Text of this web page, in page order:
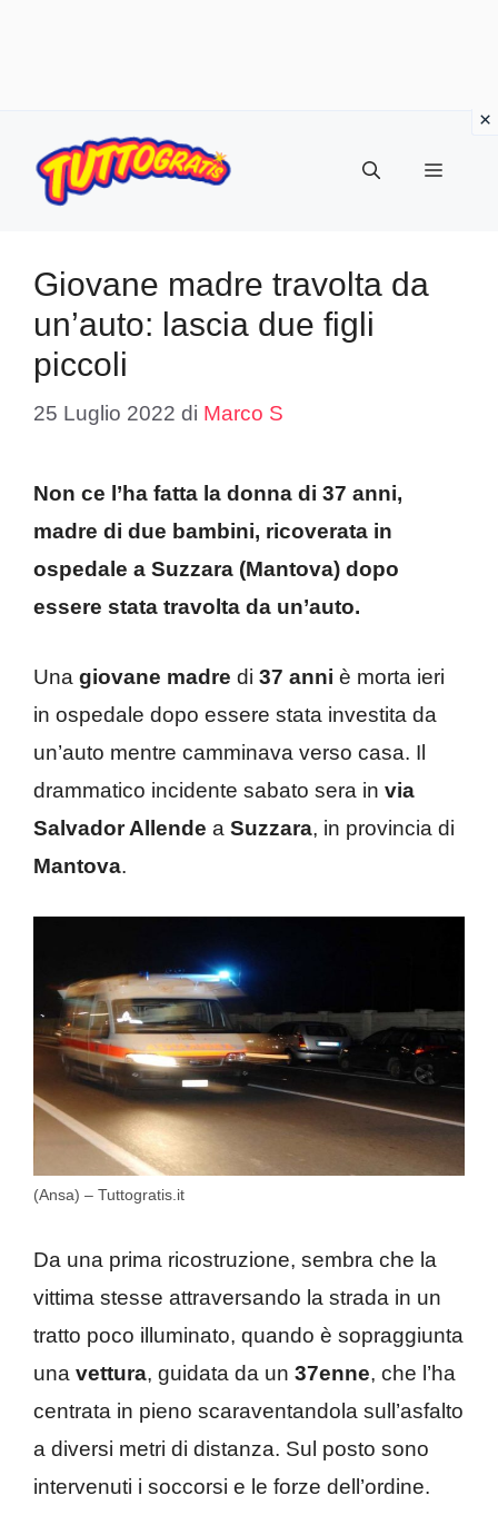
contenuto
Menu
Giovane madre travolta da
un’auto: lascia due figli
piccoli
25 Luglio 2022 di Marco S
Non ce l’ha fatta la donna di 37 anni,
madre di due bambini, ricoverata in
ospedale a Suzzara (Mantova) dopo
essere stata travolta da un’auto.
Una giovane madre di 37 anni è morta ieri
in ospedale dopo essere stata investita da
un’auto mentre camminava verso casa. Il
drammatico incidente sabato sera in via
Salvador Allende a Suzzara, in provincia di
Mantova.
(Ansa) – Tuttogratis.it
Da una prima ricostruzione, sembra che la
vittima stesse attraversando la strada in un
tratto poco illuminato, quando è sopraggiunta
una vettura, guidata da un 37enne, che l’ha
centrata in pieno scaraventandola sull’asfalto
a diversi metri di distanza. Sul posto sono
intervenuti i soccorsi e le forze dell’ordine.